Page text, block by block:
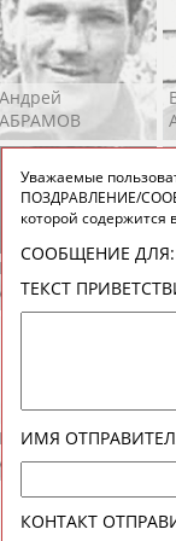
Андрей
АБРАМОВ
Екатерина
АБРАМОВА
Иракли
АБРАМЯН
Уважаемые
ПОЗДРАВЛЕНИЕ/
которой
СООБЩЕНИЕ ДЛЯ:
ТЕКСТ
ИМЯ
КОНТАКТ